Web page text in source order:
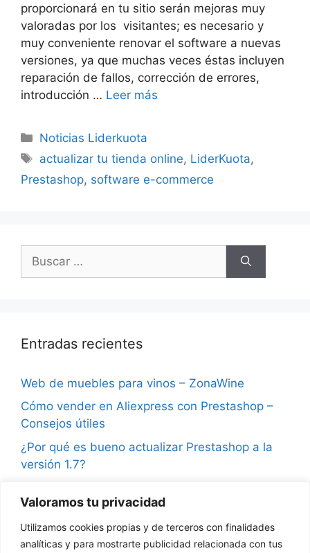
Valoramos tu privacidad
Utilizamos cookies propias y de terceros con finalidades
analíticas y para mostrarte publicidad relacionada con tus
proporcionará en tu sitio serán mejoras muy
valoradas por los visitantes; es necesario y
muy conveniente renovar el software a nuevas
versiones, ya que muchas veces éstas incluyen
reparación de fallos, corrección de errores,
introducción … Leer más
Categorías
Noticias Liderkuota
Etiquetas
actualizar tu tienda online, LiderKuota,
Prestashop, software e-commerce
Entradas recientes
Web de muebles para vinos – ZonaWine
Cómo vender en Aliexpress con Prestashop –
Consejos útiles
¿Por qué es bueno actualizar Prestashop a la
versión 1.7?
seguidores
¿Qué son las notificaciones push en
Prestashop?